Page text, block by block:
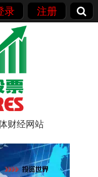
录 注册
财经网站